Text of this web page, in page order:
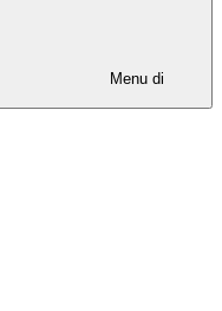
Menu di